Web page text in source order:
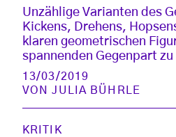
Unzählige Varianten des
Kickens, Drehens,
klaren geometrischen
spannenden Gegenpart
13/03/2019
VONJULIA BÜHRLE
KRITIK